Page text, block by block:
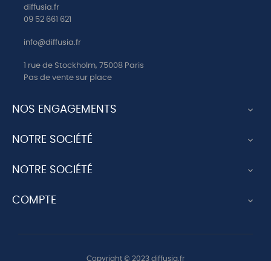
CD2 10 VENI CREATOR
CD2 13 STABAT MATER
PONTIFICE
CD2 17 ESPRIT SAINT
diffusia.fr
09 52 661 621
info@diffusia.fr
1 rue de Stockholm, 75008 Paris
Pas de vente sur place
NOS ENGAGEMENTS 
NOTRE SOCIÉTÉ 
NOTRE SOCIÉTÉ 
COMPTE 
Copyright © 2023 diffusia.fr